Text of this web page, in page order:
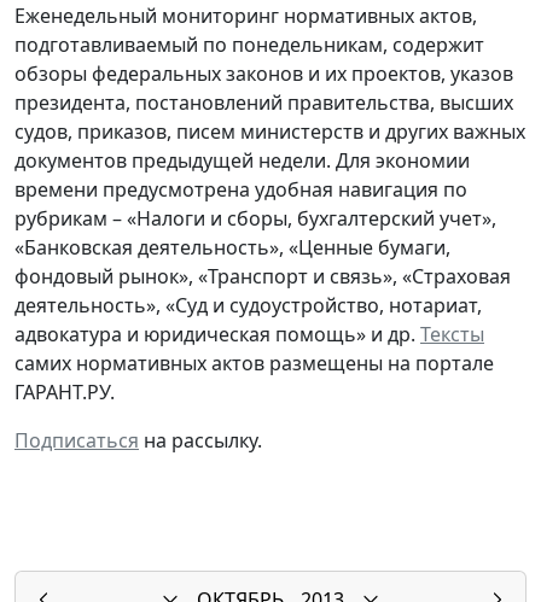
Еженедельный мониторинг нормативных актов,
подготавливаемый по понедельникам, содержит
обзоры федеральных законов и их проектов, указов
президента, постановлений правительства, высших
судов, приказов, писем министерств и других важных
документов предыдущей недели. Для экономии
времени предусмотрена удобная навигация по
рубрикам – «Налоги и сборы, бухгалтерский учет»,
«Банковская деятельность», «Ценные бумаги,
фондовый рынок», «Транспорт и связь», «Страховая
деятельность», «Суд и судоустройство, нотариат,
адвокатура и юридическая помощь» и др. Тексты
самих нормативных актов размещены на портале
ГАРАНТ.РУ.
Подписаться на рассылку.